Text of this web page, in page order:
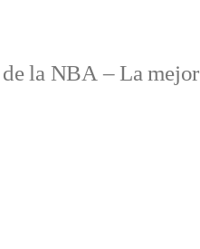
de la NBA – La mejor